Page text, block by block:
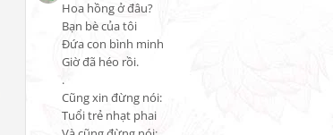
Hoa hồng ở đâu?
Bạn bè của tôi
Đứa con bình minh
Giờ đã héo rồi.
.
Cũng xin đừng nói:
Tuổi trẻ nhạt phai